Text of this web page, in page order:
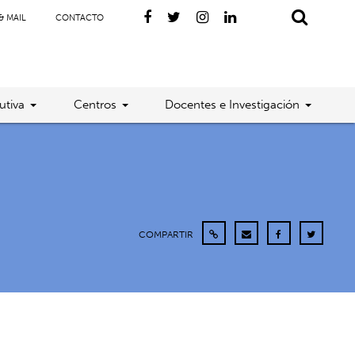
MAIL CONTACTO
Centros Docentes e Investigación
COMPARTIR